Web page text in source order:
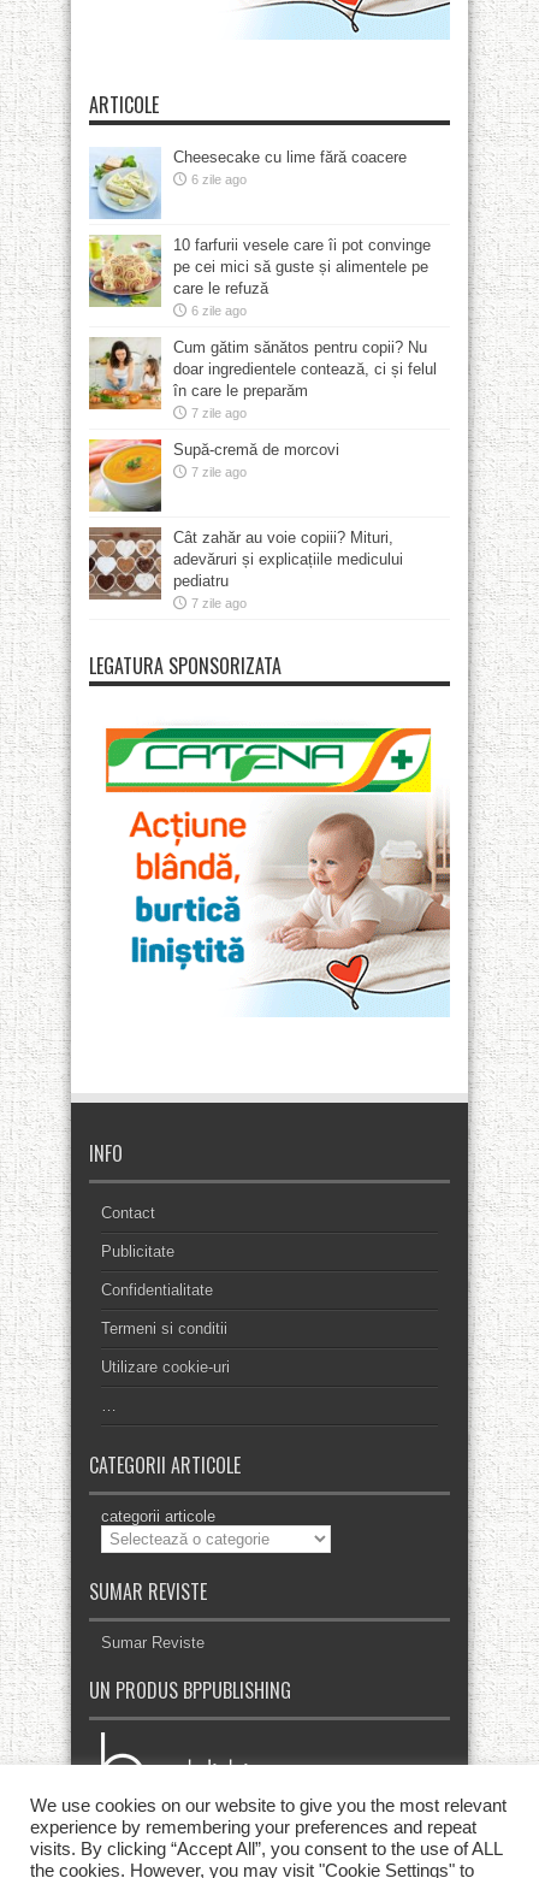
ARTICOLE
Cheesecake cu lime fără coacere
6 zile ago
10 farfurii vesele care îi pot convinge
pe cei mici să guste și alimentele pe
care le refuză
6 zile ago
Cum gătim sănătos pentru copii? Nu
doar ingredientele contează, ci și felul
în care le preparăm
7 zile ago
Supă-cremă de morcovi
7 zile ago
Cât zahăr au voie copiii? Mituri,
adevăruri și explicațiile medicului
pediatru
7 zile ago
LEGATURA SPONSORIZATA
INFO
Contact
Publicitate
Confidentialitate
Termeni si conditii
Utilizare cookie-uri
…
CATEGORII ARTICOLE
categorii articole
SUMAR REVISTE
Sumar Reviste
UN PRODUS BPPUBLISHING
We use cookies on our website to give you the most relevant
experience by remembering your preferences and repeat
visits. By clicking “Accept All”, you consent to the use of ALL
the cookies. However, you may visit "Cookie Settings" to